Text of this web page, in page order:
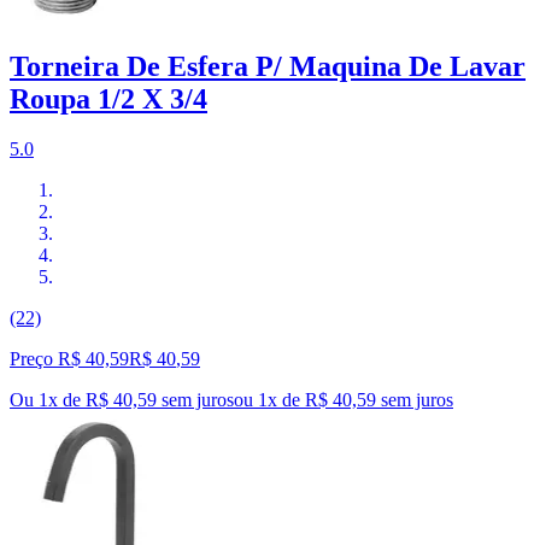
Torneira De Esfera P/ Maquina De Lavar
Roupa 1/2 X 3/4
5.0
(22)
Preço R$ 40,59R$ 40,59
Ou 1x de R$ 40,59 sem jurosou 1x de R$ 40,59 sem juros